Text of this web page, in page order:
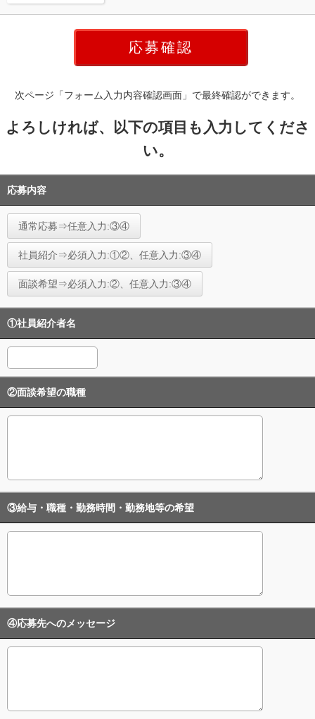
次ページ「フォーム入力内容確認画面」で最終確認ができます。
よろしければ、以下の項目も入力してくださ
い。
応募内容
通常応募⇒任意入力:③④
社員紹介⇒必須入力:①②、任意入力:③④
面談希望⇒必須入力:②、任意入力:③④
①社員紹介者名
②面談希望の職種
③給与・職種・勤務時間・勤務地等の希望
④応募先へのメッセージ